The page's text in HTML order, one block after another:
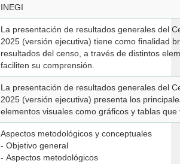
INEGI
La presentación de resultados generales del
2025 (versión ejecutiva) tiene como finalidad
resultados del censo, a través de distintos
faciliten su comprensión.
La presentación de resultados generales del
2025 (versión ejecutiva) presenta los
elementos visuales como gráficos y tablas
Aspectos metodológicos y conceptuales
- Objetivo general
- Aspectos metodológicos